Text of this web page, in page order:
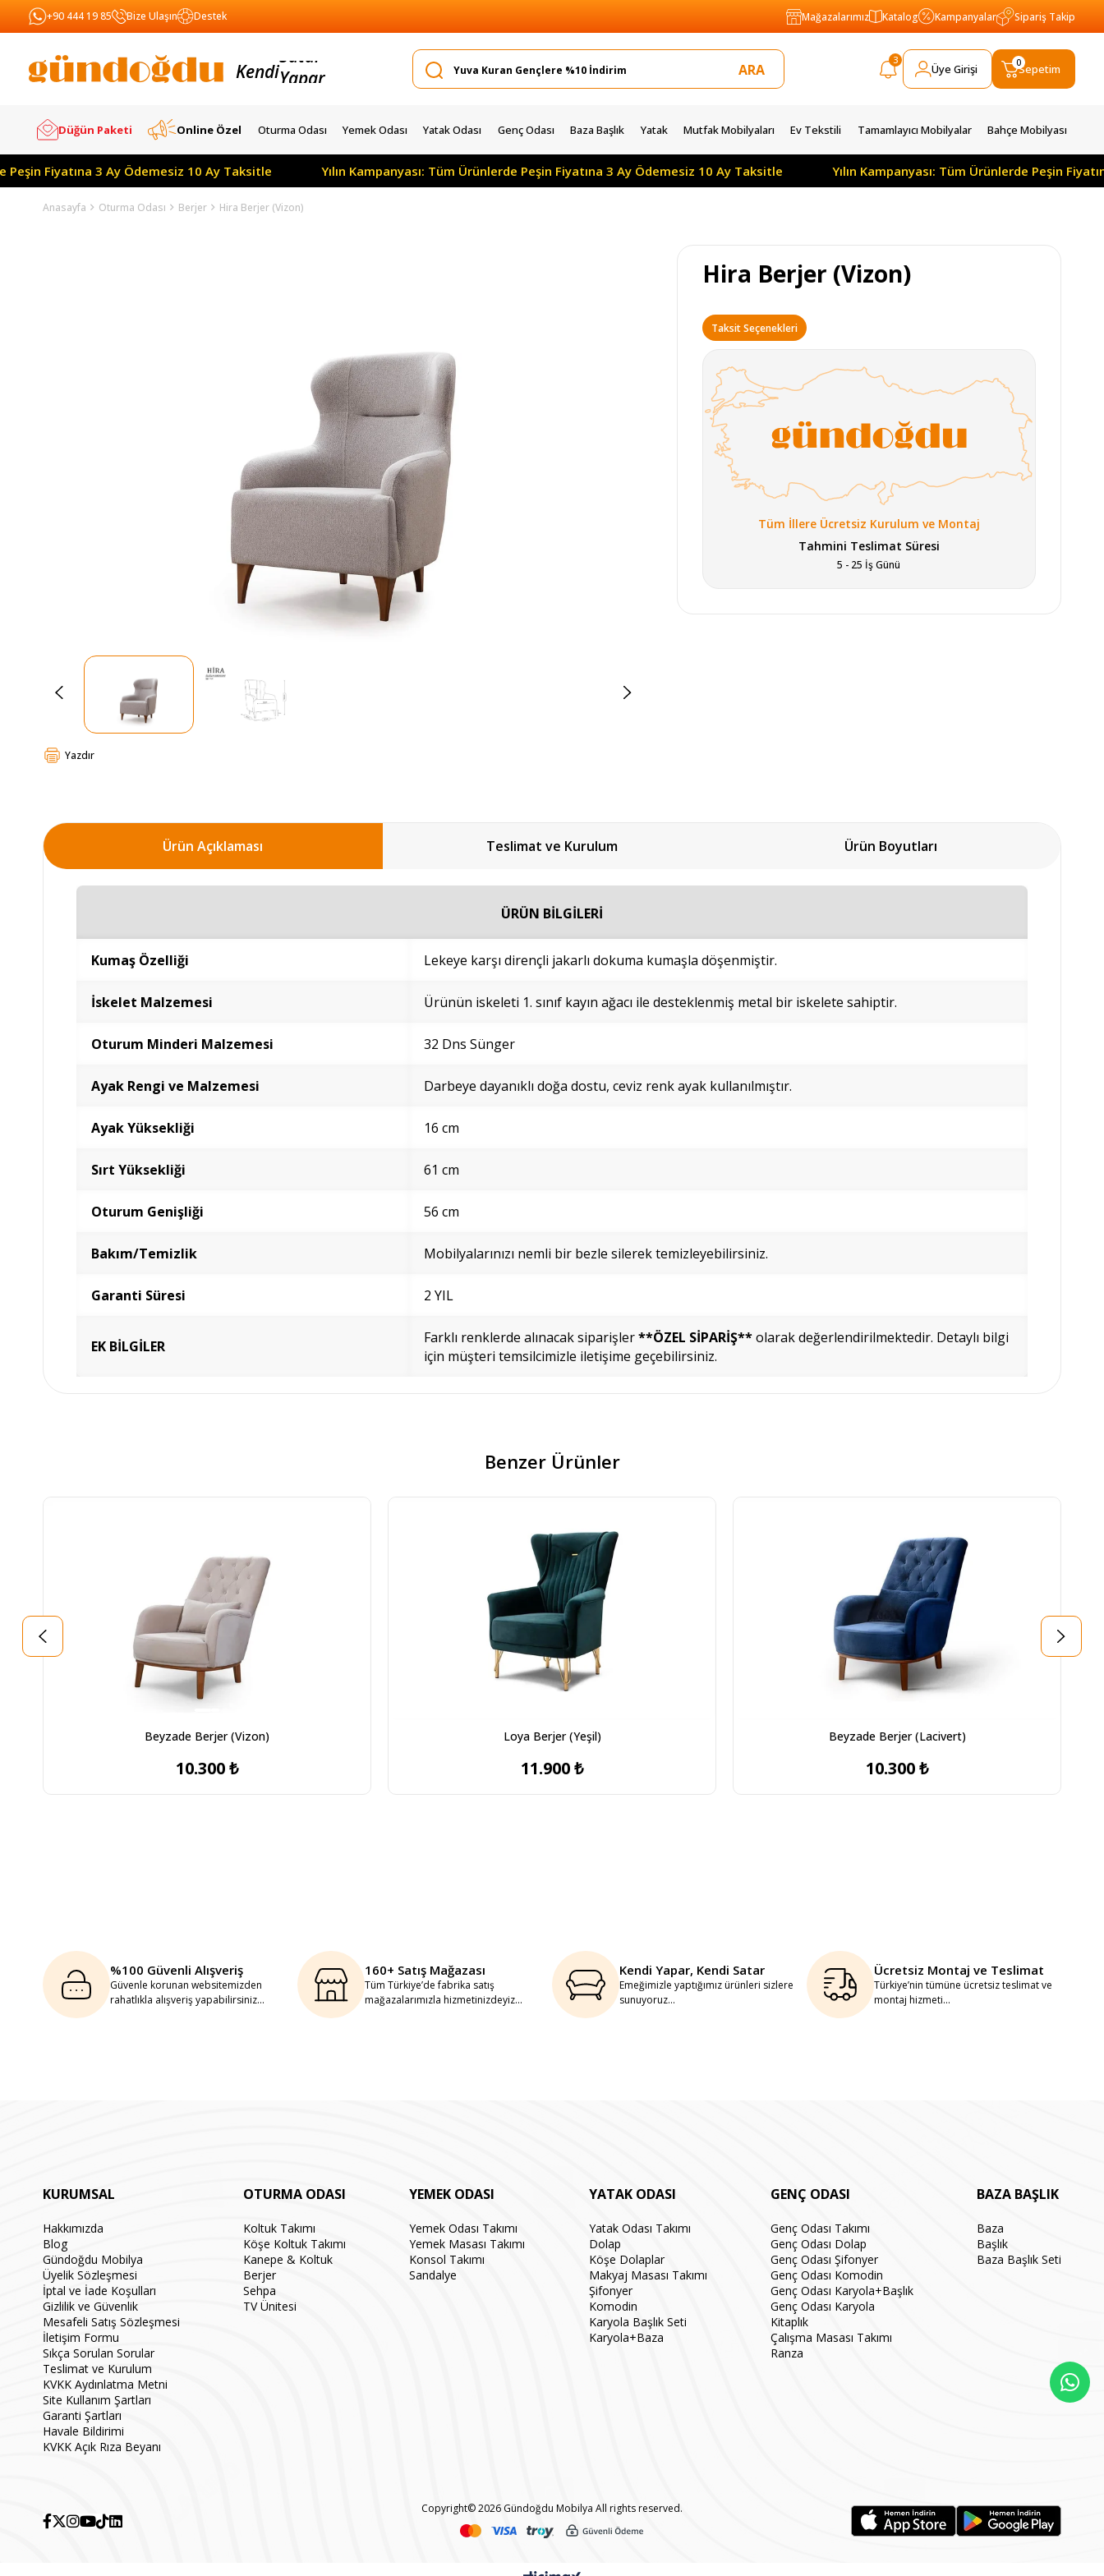
+90 444 19 85 Bize Ulaşın Destek Mağazalarımız Katalog Kampanyalar Sipariş Takip
KendiYapar
3
Üye Girişi Sepetim
0
Düğün Paketi Online Özel Oturma Odası Yemek Odası Yatak Odası Genç Odası Baza Başlık Yatak Mutfak Mobilyaları Ev Tekstili Tamamlayıcı Mobilyalar Bahçe Mobilyası
Fiyatına 3 Ay Ödemesiz 10 Ay Taksitle Yılın Kampanyası: Tüm Ürünlerde Peşin Fiyatına 3 Ay Ödemesiz 10 Ay Taksitle Yılın Kampanyası: Tüm Ürünlerde Peşin
Anasayfa Oturma Odası Berjer Hira Berjer (Vizon)
Yazdır
Hira Berjer (Vizon)
Taksit Seçenekleri
Tüm İllere Ücretsiz Kurulum ve Montaj
Tahmini Teslimat Süresi
5 - 25 İş Günü
Ürün Açıklaması Teslimat ve Kurulum Ürün Boyutları
ÜRÜN BİLGİLERİ
Kumaş Özelliği Lekeye karşı dirençli jakarlı dokuma kumaşla döşenmiştir.
İskelet Malzemesi Ürünün iskeleti 1. sınıf kayın ağacı ile desteklenmiş metal bir iskelete sahiptir.
Oturum Minderi Malzemesi 32 Dns Sünger
Ayak Rengi ve Malzemesi Darbeye dayanıklı doğa dostu, ceviz renk ayak kullanılmıştır.
Ayak Yüksekliği 16 cm
Sırt Yüksekliği 61 cm
Oturum Genişliği 56 cm
Bakım/Temizlik Mobilyalarınızı nemli bir bezle silerek temizleyebilirsiniz.
Garanti Süresi 2 YIL
EK BİLGİLER Farklı renklerde alınacak siparişler**ÖZEL SİPARİŞ**olarak değerlendirilmektedir. Detaylı bilgi
için müşteri temsilcimizle iletişime geçebilirsiniz.
Benzer Ürünler
Beyzade Berjer (Vizon)
10.300 ₺
Loya Berjer (Yeşil)
11.900 ₺
Beyzade Berjer (Lacivert)
10.300 ₺
%100 Güvenli Alışveriş
Güvenle korunan websitemizden
rahatlıkla alışveriş yapabilirsiniz...
160+ Satış Mağazası
Tüm Türkiye’de fabrika satış
mağazalarımızla hizmetinizdeyiz...
Kendi Yapar, Kendi Satar
Emeğimizle yaptığımız ürünleri sizlere
sunuyoruz...
Ücretsiz Montaj ve Teslimat
Türkiye’nin tümüne ücretsiz teslimat ve
montaj hizmeti...
KURUMSAL
Hakkımızda
Blog
Gündoğdu Mobilya
Üyelik Sözleşmesi
İptal ve İade Koşulları
Gizlilik ve Güvenlik
Mesafeli Satış Sözleşmesi
İletişim Formu
Sıkça Sorulan Sorular
Teslimat ve Kurulum
KVKK Aydınlatma Metni
Site Kullanım Şartları
Garanti Şartları
Havale Bildirimi
KVKK Açık Rıza Beyanı
OTURMA ODASI
Koltuk Takımı
Köşe Koltuk Takımı
Kanepe & Koltuk
Berjer
Sehpa
TV Ünitesi
YEMEK ODASI
Yemek Odası Takımı
Yemek Masası Takımı
Konsol Takımı
Sandalye
YATAK ODASI
Yatak Odası Takımı
Dolap
Köşe Dolaplar
Makyaj Masası Takımı
Şifonyer
Komodin
Karyola Başlık Seti
Karyola+Baza
GENÇ ODASI
Genç Odası Takımı
Genç Odası Dolap
Genç Odası Şifonyer
Genç Odası Komodin
Genç Odası Karyola+Başlık
Genç Odası Karyola
Kitaplık
Çalışma Masası Takımı
Ranza
BAZA BAŞLIK
Baza
Başlık
Baza Başlık Seti
Copyright© 2026 Gündoğdu Mobilya All rights reserved.